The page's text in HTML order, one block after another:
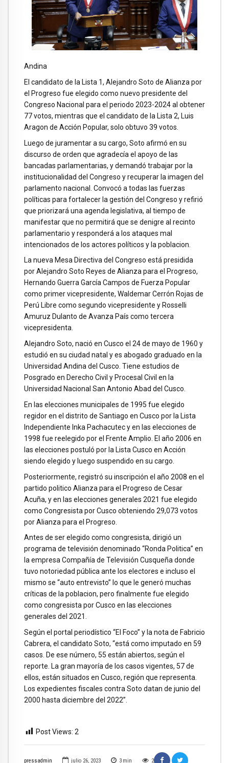
pressadmin julio 26, 2023 3 min 2
Andina
El candidato de la Lista 1, Alejandro Soto de Alianza por
el Progreso fue elegido como nuevo presidente del
Congreso Nacional para el periodo 2023-2024 al obtener
77 votos, mientras que el candidato de la Lista 2, Luis
Aragon de Acción Popular, solo obtuvo 39 votos.
Luego de juramentar a su cargo, Soto afirmó en su
discurso de orden que agradecía el apoyo de las
bancadas parlamentarias, y demandó trabajar por la
institucionalidad del Congreso y recuperar la imagen del
parlamento nacional. Convocó a todas las fuerzas
políticas para fortalecer la gestión del Congreso y refirió
que priorizará una agenda legislativa, al tiempo de
manifestar que no permitirá que se denigre al recinto
parlamentario y responderá a los ataques mal
intencionados de los actores políticos y la poblacion.
La nueva Mesa Directiva del Congreso está presidida
por Alejandro Soto Reyes de Alianza para el Progreso,
Hernando Guerra García Campos de Fuerza Popular
como primer vicepresidente, Waldemar Cerrón Rojas de
Perú Libre como segundo vicepresidente y Rosselli
Amuruz Dulanto de Avanza País como tercera
vicepresidenta.
Alejandro Soto, nació en Cusco el 24 de mayo de 1960 y
estudió en su ciudad natal y es abogado graduado en la
Universidad Andina del Cusco. Tiene estudios de
Posgrado en Derecho Civil y Procesal Civil en la
Universidad Nacional San Antonio Abad del Cusco.
En las elecciones municipales de 1995 fue elegido
regidor en el distrito de Santiago en Cusco por la Lista
Independiente Inka Pachacutec y en las elecciones de
1998 fue reelegido por el Frente Amplio. El año 2006 en
las elecciones postuló por la Lista Cusco en Acción
siendo elegido y luego suspendido en su cargo.
Posteriormente, registró su inscripción el año 2008 en el
partido politico Alianza para el Progreso de Cesar
Acuña, y en las elecciones generales 2021 fue elegido
como Congresista por Cusco obteniendo 29,073 votos
por Alianza para el Progreso.
Antes de ser elegido como congresista, dirigió un
programa de televisión denominado “Ronda Politica” en
la empresa Compañía de Televisión Cusqueña donde
tuvo notoriedad pública ante los electores e incluso el
mismo se “auto entrevisto” lo que le generó muchas
críticas de la poblacion, pero finalmente fue elegido
como congresista por Cusco en las elecciones
generales del 2021.
Según el portal periodístico “El Foco” y la nota de Fabricio
Cabrera, el candidato Soto, “está como imputado en 59
casos. De ese número, 55 están abiertos, según el
reporte. La gran mayoría de los casos vigentes, 57 de
ellos, están situados en Cusco, región que representa.
Los expedientes fiscales contra Soto datan de junio del
2000 hasta diciembre del 2022”.
Post Views: 2